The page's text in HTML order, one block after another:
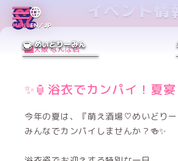
MENUEN／JP
めいどりーみん
イベント情
大阪 なんば店
✨🏮浴衣でカンパイ！夏宴
今年の夏は、『萌え酒場♡めいどりー
みんなでカンパイしませんか？🍻✨